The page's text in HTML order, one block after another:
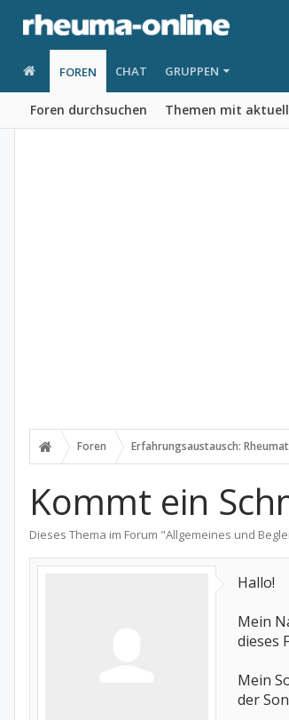
FOREN
Foren durchsuchen Themen mit
CHAT GRUPPEN
Foren Erfahrungsaustausch:
Kommt ein
Dieses Thema im Forum "Allgemeines und
Hallo!
Mein
dieses
Mein
der